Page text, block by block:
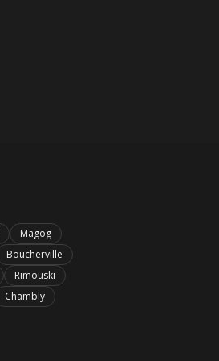
Magog
Boucherville
Rimouski
Chambly